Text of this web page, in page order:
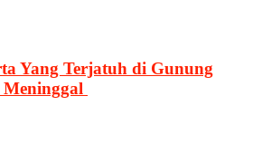
Yang Terjatuh di Gunung